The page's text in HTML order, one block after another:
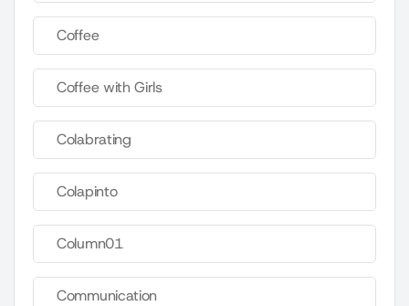
Coffee
Coffee with Girls
Colabrating
Colapinto
Column01
Communication